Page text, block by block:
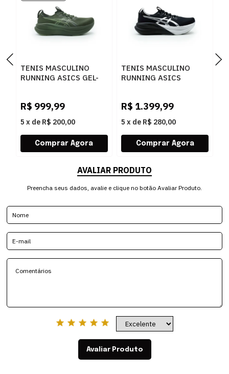
TENIS MASCULINO
RUNNING ASICS GEL-
R$ 999,99
5 x de R$ 200,00
TENIS MASCULINO
RUNNING ASICS
R$ 1.399,99
5 x de R$ 280,00
AVALIAR PRODUTO
Preencha seus dados, avalie e clique no botão Avaliar Produto.
Avaliar Produto